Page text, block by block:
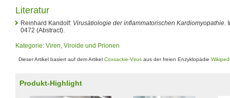
Literatur
Reinhard Kandolf: Virusätiologie der inflammatorischen Kardiomyopathie.
0472 (Abstract).
Kategorie: Viren, Viroide und Prionen
Dieser Artikel basiert auf dem Artikel Coxsackie-Virus aus der freien Enzyklopädie
Produkt-Highlight